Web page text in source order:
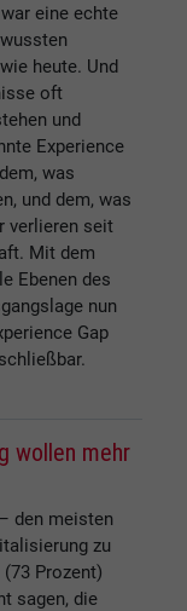
eine echte
heute. Und
oft
und
Experience
was
und dem, was
verlieren seit
Mit dem
Ebenen des
nun
Gap
wollen mehr
den meisten
zu
Prozent)
sagen, die